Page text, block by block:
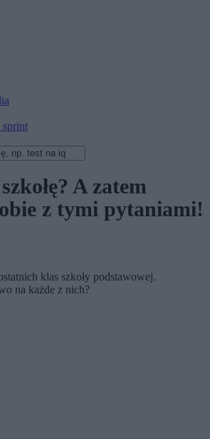
A zatem
z tymi pytaniami!
klas szkoły podstawowej.
na każde z nich?